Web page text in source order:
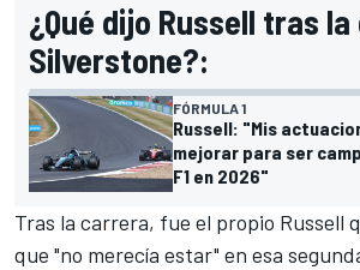
¿Qué dijo Russell tras
Silverstone?:
FÓRMULA 1
Russell: "Mis
mejorar para ser
F1 en 2026"
Tras la carrera, fue el propio Russell
que "no merecía estar" en esa